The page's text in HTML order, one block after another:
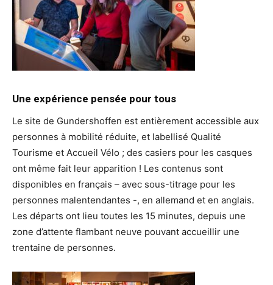
Une expérience pensée pour tous
Le site de Gundershoffen est entièrement accessible aux
personnes à mobilité réduite, et labellisé Qualité
Tourisme et Accueil Vélo ; des casiers pour les casques
ont même fait leur apparition ! Les contenus sont
disponibles en français – avec sous-titrage pour les
personnes malentendantes -, en allemand et en anglais.
Les départs ont lieu toutes les 15 minutes, depuis une
zone d’attente flambant neuve pouvant accueillir une
trentaine de personnes.